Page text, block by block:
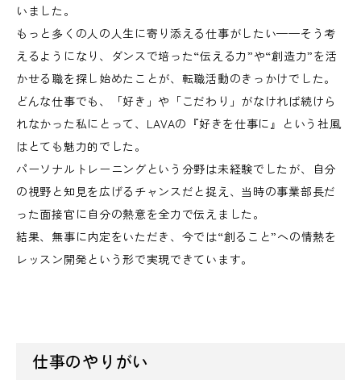
いました。
もっと多くの人の人生に寄り添える仕事がしたい——そう考
えるようになり、ダンスで培った“伝える力”や“創造力”を活
かせる職を探し始めたことが、転職活動のきっかけでした。
どんな仕事でも、「好き」や「こだわり」がなければ続けら
れなかった私にとって、LAVAの『好きを仕事に』という社風
はとても魅力的でした。
パーソナルトレーニングという分野は未経験でしたが、自分
の視野と知見を広げるチャンスだと捉え、当時の事業部長だ
った面接官に自分の熱意を全力で伝えました。
結果、無事に内定をいただき、今では“創ること”への情熱を
レッスン開発という形で実現できています。
仕事のやりがい